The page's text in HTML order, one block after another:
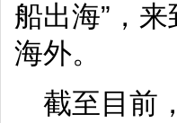
船出海”，
海外。
截至目前